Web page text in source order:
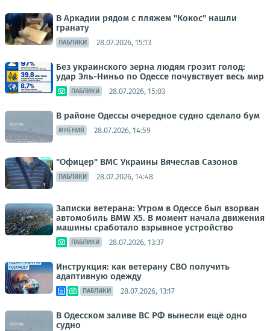
В Аркадии рядом с пляжем "Кокос" нашли
гранату
ПАБЛИКИ 28.07.2026, 15:13
Без украинского зерна людям грозит голод:
удар Эль-Ниньо по Одессе почувствует весь мир
ПАБЛИКИ 28.07.2026, 15:03
В районе Одессы очередное судно сделало бум
МНЕНИЯ 28.07.2026, 14:59
"Офицер" ВМС Украины Вячеслав Сазонов
ПАБЛИКИ 28.07.2026, 14:48
Записки ветерана: Утром в Одессе был взорван
автомобиль BMW X5. В момент начала движения
машины сработало взрывное устройство
ПАБЛИКИ 28.07.2026, 13:37
Инструкция: как ветерану СВО получить
адаптивную одежду
ПАБЛИКИ 28.07.2026, 13:17
В Одесском заливе ВС РФ вынесли ещё одно
судно